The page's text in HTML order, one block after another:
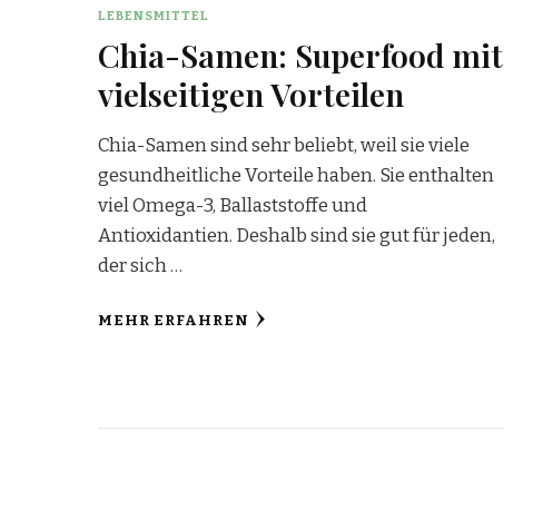
LEBENSMITTEL
Chia-Samen: Superfood mit
vielseitigen Vorteilen
Chia-Samen sind sehr beliebt, weil sie viele
gesundheitliche Vorteile haben. Sie enthalten
viel Omega-3, Ballaststoffe und
Antioxidantien. Deshalb sind sie gut für jeden,
der sich …
MEHR ERFAHREN